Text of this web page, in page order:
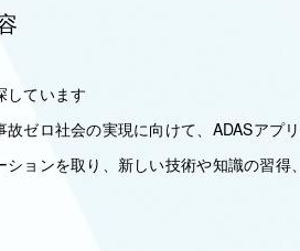
しています
故ゼロ社会の実現に向けて、ADASアプ
ションを取り、新しい技術や知識の習得